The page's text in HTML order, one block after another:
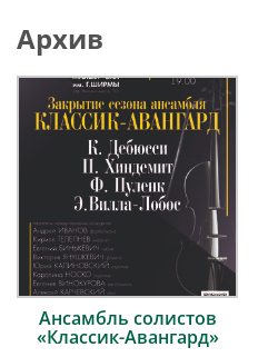
Архив
Ансамбль солистов
«Классик-Авангард»